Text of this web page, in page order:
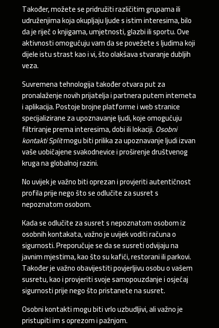
Također, možete se pridružiti različitim grupama ili
udruženjima koja okupljaju ljude s istim interesima, bilo
da je riječ o knjigama, umjetnosti, glazbi ili sportu. Ove
aktivnosti omogućuju vam da se povežete s ljudima koji
dijele istu strast kao i vi, što olakšava stvaranje dubljih
veza.
Suvremena tehnologija također otvara put za
pronalaženje novih prijatelja i partnera putem interneta
i aplikacija. Postoje brojne platforme i web stranice
specijalizirane za upoznavanje ljudi, koje omogućuju
filtriranje prema interesima, dobi ili lokaciji.Osobni
kontakti Splitmogu biti prilika za upoznavanje ljudi izvan
vaše uobičajene svakodnevice i proširenje društvenog
kruga na globalnoj razini.
No uvijek je važno biti oprezan i provjeriti autentičnost
profila prije nego što se odlučite za susret s
nepoznatom osobom.
Kada se odlučite za susret s nepoznatom osobom iz
osobnih kontakata, važno je uvijek voditi računa o
sigurnosti. Preporučuje se da se susreti odvijaju na
javnim mjestima, kao što su kafići, restorani ili parkovi.
Također je važno obavijestiti povjerljivu osobu o vašem
susretu, kao i provjeriti svoje samopouzdanje i osjećaj
sigurnosti prije nego što pristanete na susret.
Osobni kontakti mogu biti vrlo uzbudljivi, ali važno je
pristupiti im s oprezom i pažnjom.